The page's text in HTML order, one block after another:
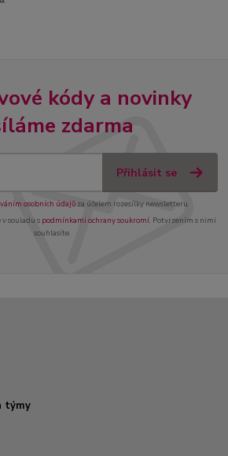
kódy a novinky
zdarma
Přihlásit se
osobních údajůza účelem rozesílky newsletteru.
souladu s podmínkami ochrany soukromí. Potvrzením s nimi
souhlasíte.
týmy